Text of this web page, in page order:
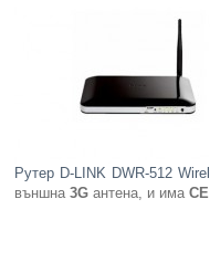
Принтери
Аксесоари
Рутер D-LINK DWR-512
външна3G антена, и имаCE